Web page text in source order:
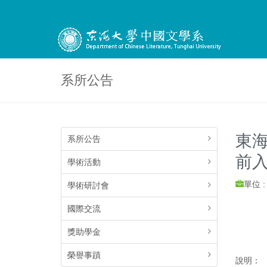
系所公告
系所公告
學術活動
學術研討會
國際交流
獎助學金
榮譽事蹟
東
前
單位 :
說明：